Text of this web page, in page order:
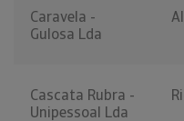
Caravela -
Gulosa Lda
Cascata Rubra -
Unipessoal Lda